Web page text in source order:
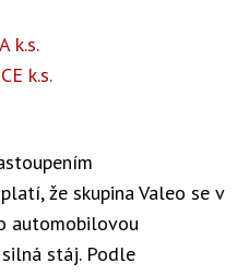
k.s.
k.s.
že skupina Valeo se v
automobilovou
stáj. Podle